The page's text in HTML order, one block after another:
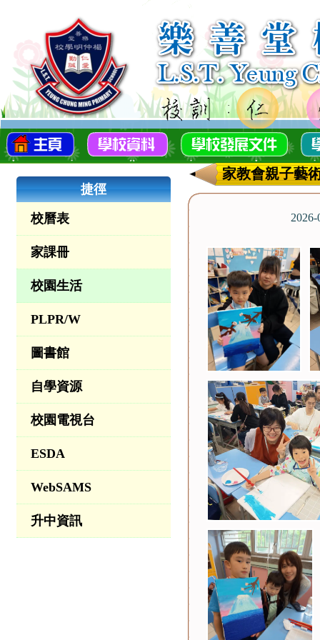
捷徑
校曆表
家課冊
校園生活
PLPR/W
圖書館
自學資源
校園電視台
ESDA
WebSAMS
升中資訊
家教會親子藝